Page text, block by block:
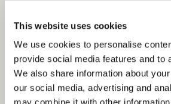
This website uses cookies
We use cookies to personalise
provide social media features and to
We also share information about
our social media, advertising and